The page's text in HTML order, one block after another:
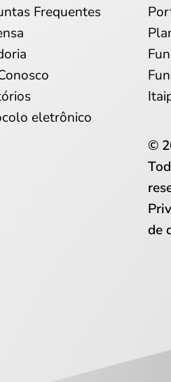
Frequentes
eletrônico
©
de